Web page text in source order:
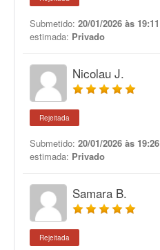
Submetido: 20/01/2026 às 19:11
estimada: Privado
Nicolau J.
Rejeitada
Submetido: 20/01/2026 às 19:26
estimada: Privado
Samara B.
Rejeitada